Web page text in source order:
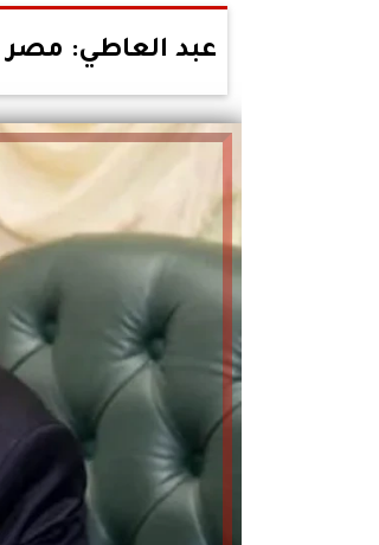
عبد العاطي: مصر